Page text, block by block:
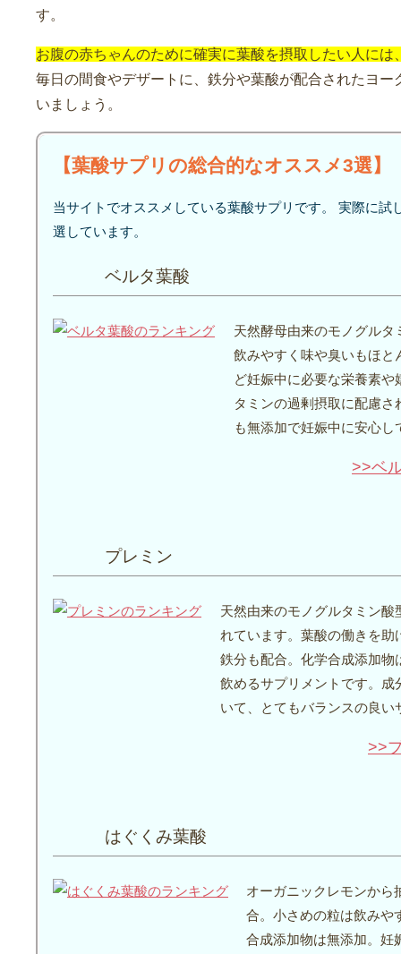
す。
お腹の赤ちゃんのために確実に葉酸を摂取したい人に
毎日の間食やデザートに、鉄分や葉酸が配合されたヨ
いましょう。
【葉酸サプリの総合的なオススメ3選】
当サイトでオススメしている葉酸サプリです。 実際に試
選しています。
ベルタ葉酸
天然酵母由来のモノグル
飲みやすく味や臭いもほと
ど妊娠中に必要な栄養素
タミンの過剰摂取に配慮
も無添加で妊娠中に安心
>>ベ
プレミン
天然由来のモノグルタミン
れています。葉酸の働きを
鉄分も配合。化学合成添加
飲めるサプリメントです。
いて、とてもバランスの良い
>>
はぐくみ葉酸
オーガニックレモンから
合。小さめの粒は飲みや
合成添加物は無添加。妊